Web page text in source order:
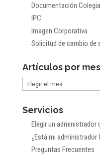
Documentación
IPC
Imagen Corporativa
Solicitud de cambio de
Artículos por
Artículos
meses
Servicios
Elegir un
¿Está mi administrador
Preguntas Frecuentes